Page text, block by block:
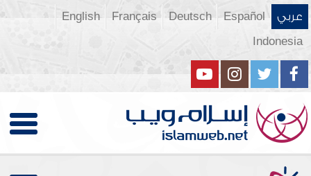
عربي Español
Deutsch
Français
English
Indonesia